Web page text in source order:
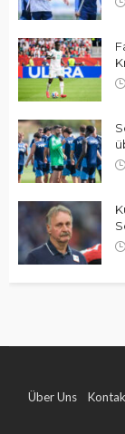
Über Uns